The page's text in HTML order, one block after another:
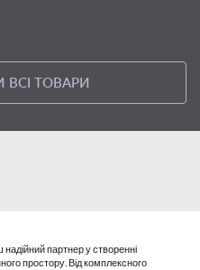
ВСІ ТОВАРИ
партнер у створенні
простору. Від комплексного